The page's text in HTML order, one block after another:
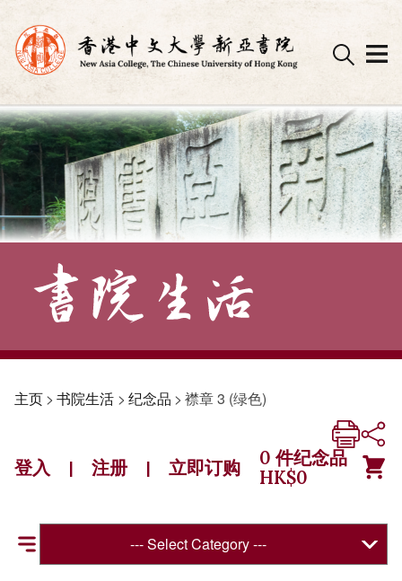
Skip
to
content
主页> 书院生活 > 纪念品 > 襟章 3 (绿色)
登入 | 注册 | 立即订购 0 件纪念品
HK$0
--- Select Category ---